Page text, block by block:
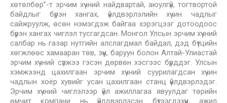
хөтөлбөр”-т эрчим хүчний найдвартай, аюулгүй, тогтвортой
байдлыг бүрэн хангах, үйлдвэрлэлийн хүчин чадлыг
сайжруулж, өсөн нэмэгдэж байгаа хэрэгцээг дотоодоос
бүрэн хангах чиглэл тусгагдсан. Монгол Улсын эрчим хүчний
салбар нь газар нутгийн алслагдмал байдал, дэд бүтцийн
хөгжлөөс хамааран төв, зүүн, баруун болон Алтай-Улиастай
эрчим хүчний сүлжээ гэсэн дөрвөн хэсгээс бүрддэг. Улсын
хэмжээнд цахилгаан эрчим хүчний суурилагдсан хүчин
чадлын хоёр хувийг усан цахилгаан станц үйлдвэрлэдэг.
Эрчим хүчний чиглэлээр үйл ажиллагаа явуулдаг төрийн
өмчит компани нь үйлдвэрлэсэн бүтээгдэхүүн, ажил